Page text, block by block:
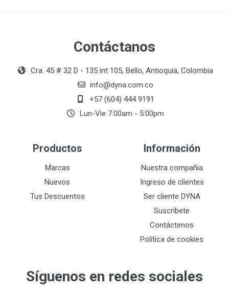
Contáctanos
Cra. 45 # 32 D - 135 int 105, Bello, Antioquia, Colombia
info@dyna.com.co
+57 (604) 444 9191
Lun-Vie 7:00am - 5:00pm
Productos
Marcas
Nuevos
Tus Descuentos
Información
Nuestra compañia
Ingreso de clientes
Ser cliente DYNA
Suscríbete
Contáctenos
Política de cookies
Síguenos en redes sociales